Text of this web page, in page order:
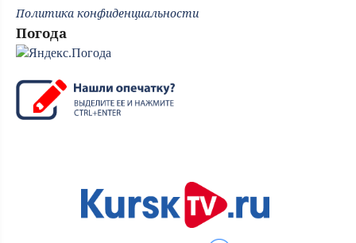
Политика конфиденциальности
Погода